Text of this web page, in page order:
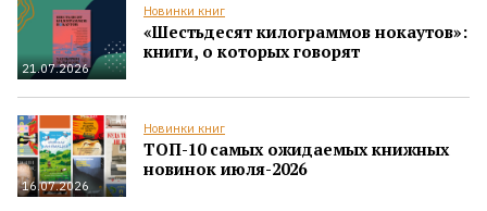
21.07.2026
Новинки книг
«Шестьдесят килограммов нокаутов»:
книги, о которых говорят
16.07.2026
Новинки книг
ТОП-10 самых ожидаемых книжных
новинок июля-2026